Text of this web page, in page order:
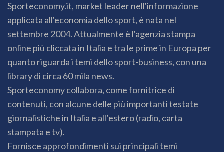
Sporteconomy.it, market leader nell'informazione
applicata all'economia dello sport, è nata nel
settembre 2004. Attualmente è l'agenzia stampa
online più cliccata in Italia e tra le prime in Europa per
quanto riguarda i temi dello sport-business, con una
library di circa 60 mila news.
Sporteconomy collabora, come fornitrice di
contenuti, con alcune delle più importanti testate
giornalistiche in Italia e all’estero (radio, carta
stampata e tv).
Fornisce approfondimenti sui principali temi